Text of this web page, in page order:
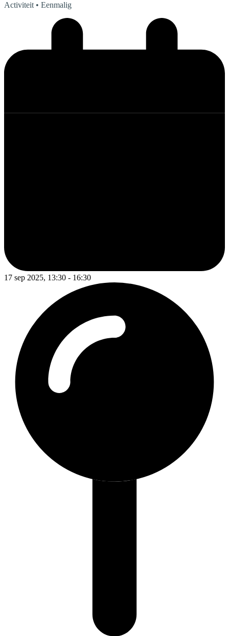
Activiteit • Eenmalig
17 sep 2025, 13:30 - 16:30